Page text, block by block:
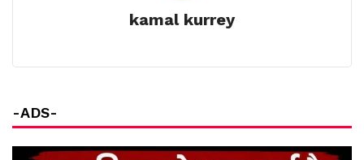
kamal kurrey
-ADS-